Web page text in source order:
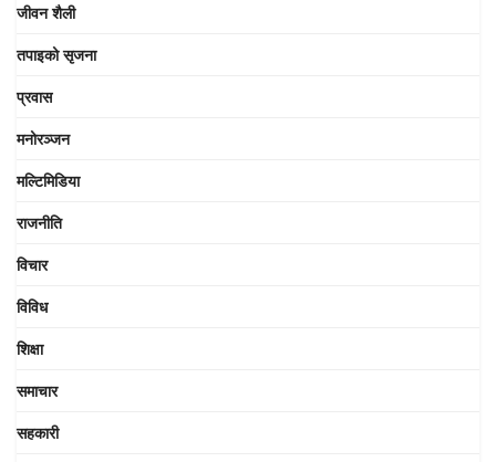
जीवन शैली
तपाइको सृजना
प्रवास
मनोरञ्जन
मल्टिमिडिया
राजनीति
विचार
विविध
शिक्षा
समाचार
सहकारी